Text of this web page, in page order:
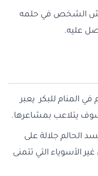
الشخص في حلمه
عليه.
المنام للبكر يعبر
يتلاعب بمشاعرها.
الحالم جلالة على
الأسوياء التي تتمنى